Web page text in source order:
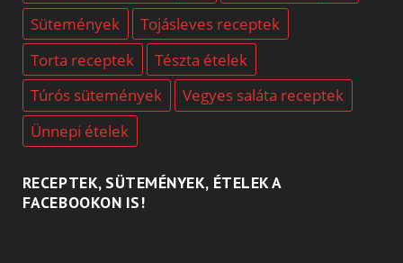
Sütemények
Tojásleves receptek
Torta receptek
Tészta ételek
Túrós sütemények
Vegyes saláta receptek
Ünnepi ételek
RECEPTEK, SÜTEMÉNYEK, ÉTELEK A
FACEBOOKON IS!